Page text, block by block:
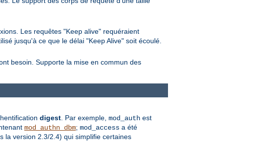
Les requêtes "Keep alive" requéraient
jusqu'à ce que le délai "Keep Alive" soit écoulé.
besoin. Supporte la mise en commun des
digest . Par exemple, mod_auth est
mod_authn_dbm; mod_access a été
la version 2.3/2.4) qui simplifie certaines